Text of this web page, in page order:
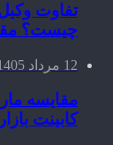
تفاوت
چیست؟
12 مرداد 1405
کابینت